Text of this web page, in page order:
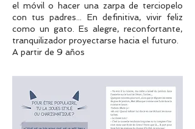
el móvil o hacer una zarpa de terciopelo
con tus padres... En definitiva, vivir feliz
como un gato. Es alegre, reconfortante,
tranquilizador proyectarse hacia el futuro.
A partir de 9 años